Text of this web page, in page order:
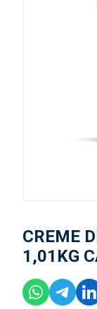
CREME
1,01KG